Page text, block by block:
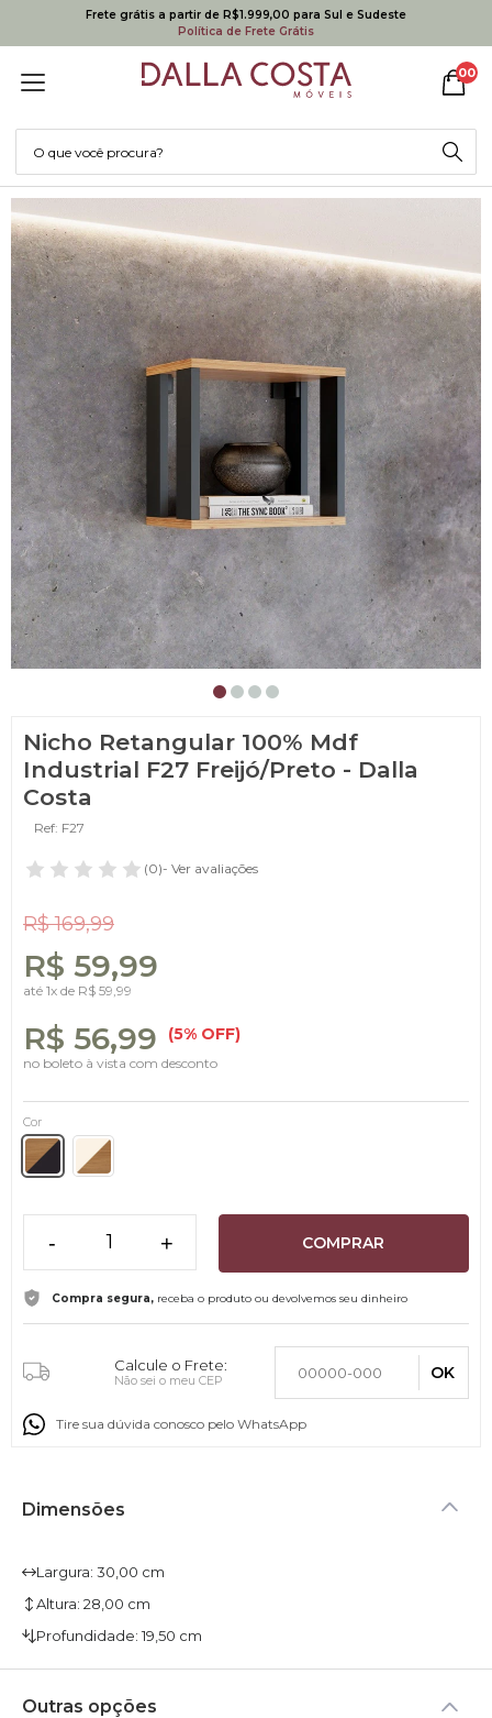
Frete grátis a partir de R$1.999,00 para Sul e Sudeste
Política de Frete Grátis
00
Nicho Retangular 100% Mdf
Industrial F27 Freijó/Preto - Dalla
Costa
Ref: F27
(0)- Ver avaliações
R$ 169,99
R$ 59,99
até 1x de R$ 59,99
R$ 56,99 (5% OFF)
no boleto à vista com desconto
Cor
- + COMPRAR
Compra segura, receba o produto ou devolvemos seu dinheiro
Calcule o Frete:
Não sei o meu CEP OK
Tire sua dúvida conosco pelo WhatsApp
Dimensões
Largura: 30,00 cm
Altura: 28,00 cm
Profundidade: 19,50 cm
Outras opções